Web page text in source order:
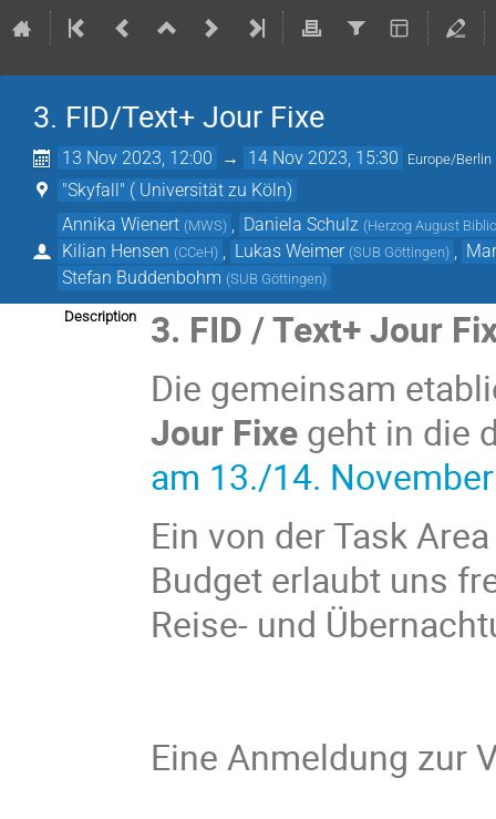
3. FID/Text+ Jour Fixe
13 Nov 2023, 12:00 → 14 Nov 2023, 15:30 Europe/Berlin
"Skyfall" ( Universität zu Köln)
Annika Wienert (MWS) Daniela Schulz (Herzog August
Kilian Hensen (CCeH) Lukas Weimer (SUB Göttingen)
Stefan Buddenbohm (SUB Göttingen)
Description
3. FID / Text+ Jour
Die gemeinsam
Jour Fixe geht in die
am 13./14.
Ein von der Task
Budget erlaubt uns
Reise- und
Eine Anmeldung zur